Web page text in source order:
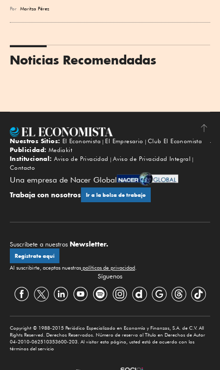
Por Maritza Pérez
Noticias Recomendadas
Subir
Nuestros Sitios: El Economista El Empresario
Club El Economista
Publicidad: Mediakit
Institucional: Aviso de Privacidad
Aviso de Privacidad Integral
Contacto
Una empresa de Nacer Global
Trabaja con nosotros Ir a la bolsa de trabajo
Suscríbete a nuestros Newsletter.
Regístrate aquí
Al suscribirte, aceptas nuestras políticas de privacidad.
Síguenos
Copyright © 1988-2015 Periódico Especializado en Economía y Finanzas, S.A. de C.V. All
Rights Reserved. Derechos Reservados. Número de reserva al Título en Derechos de Autor
04-2010-062510353600-203. Al visitar esta página, usted está de acuerdo con los
términos del servicio